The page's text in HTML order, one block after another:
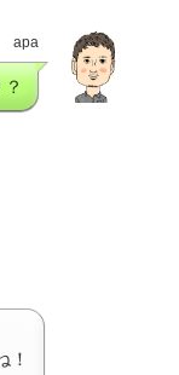
apa
？
！